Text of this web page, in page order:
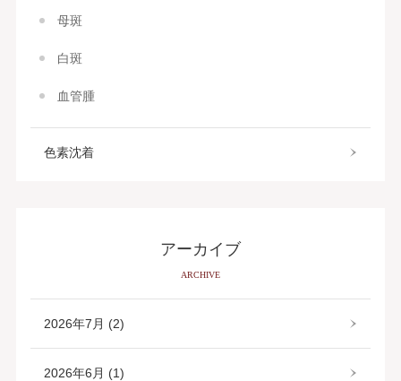
母斑
白斑
血管腫
色素沈着
アーカイブ
ARCHIVE
2026年7月 (2)
2026年6月 (1)